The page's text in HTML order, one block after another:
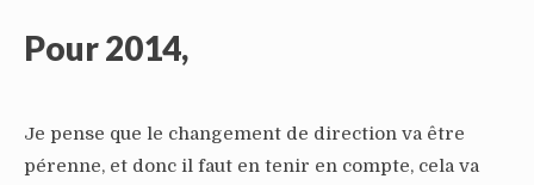
Pour 2014,
Je pense que le changement de direction va être
pérenne, et donc il faut en tenir en compte, cela va